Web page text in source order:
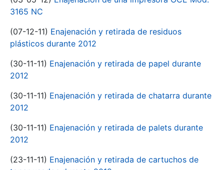
3165 NC
(07-12-11) Enajenación y retirada de residuos
plásticos durante 2012
(30-11-11) Enajenación y retirada de papel durante
2012
(30-11-11) Enajenación y retirada de chatarra durante
2012
(30-11-11) Enajenación y retirada de palets durante
2012
(23-11-11) Enajenación y retirada de cartuchos de